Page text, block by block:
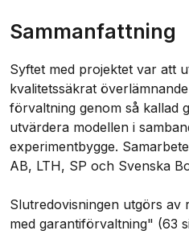
Sammanfattning
Syftet med projektet var att
kvalitetssäkrat
förvaltning genom så kallad
utvärdera modellen i
experimentbygge.
AB, LTH, SP och Svenska
Slutredovisningen utgörs
med garantiförvaltning" (63